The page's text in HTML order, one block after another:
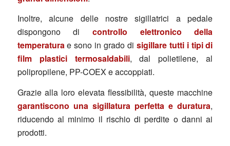
Inoltre, alcune delle nostre sigillatrici a pedale
dispongono di controllo elettronico della
temperaturae sono in grado di sigillare tutti i tipi di
film plastici termosaldabili, dal polietilene, al
polipropilene, PP-COEX e accoppiati.
Grazie alla loro elevata flessibilità, queste macchine
garantiscono una sigillatura perfetta e duratura,
riducendo al minimo il rischio di perdite o danni ai
prodotti.